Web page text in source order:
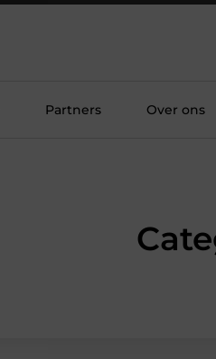
Partners Over ons